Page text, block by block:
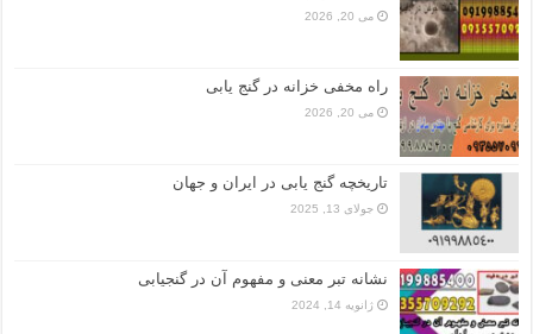
می 20, 2026
راه مخفی خزانه در گنج یابی
می 20, 2026
تاریخچه گنج‌ یابی در ایران و جهان
جولای 13, 2025
نشانه تبر معنی و مفهوم آن در گنجیابی
ژانویه 14, 2024